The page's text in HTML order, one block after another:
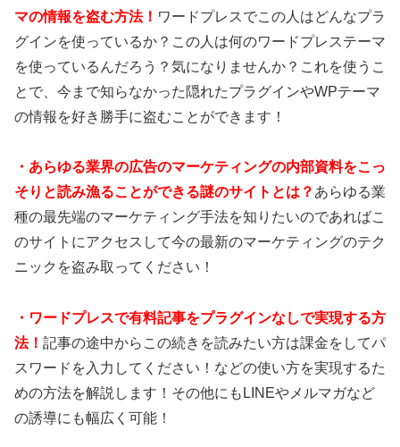
マの情報を盗む方法！ ワードプレスでこの人はどんなプラ
グインを使っているか？この人は何のワードプレステーマ
を使っているんだろう？気になりませんか？これを使うこ
とで、今まで知らなかった隠れたプラグインやWPテーマ
の情報を好き勝手に盗むことができます！
・あらゆる業界の広告のマーケティングの内部資料をこっ
そりと読み漁ることができる謎のサイトとは？ あらゆる業
種の最先端のマーケティング手法を知りたいのであればこ
のサイトにアクセスして今の最新のマーケティングのテク
ニックを盗み取ってください！
・ワードプレスで有料記事をプラグインなしで実現する方
法！ 記事の途中からこの続きを読みたい方は課金をしてパ
スワードを入力してください！などの使い方を実現するた
めの方法を解説します！その他にもLINEやメルマガなど
の誘導にも幅広く可能！